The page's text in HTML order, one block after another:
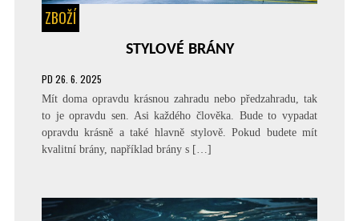
ZBOŽÍ
STYLOVÉ BRÁNY
PD 26. 6. 2025
Mít doma opravdu krásnou zahradu nebo předzahradu, tak
to je opravdu sen. Asi každého člověka. Bude to vypadat
opravdu krásně a také hlavně stylově. Pokud budete mít
kvalitní brány, například brány s […]